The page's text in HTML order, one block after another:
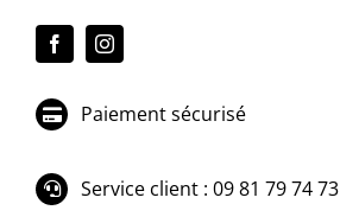
Paiement sécurisé
Service client : 09 81 79 74 73